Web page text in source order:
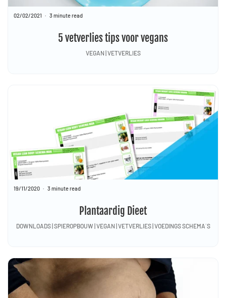
5 vetverlies tips voor vegans
02/02/2021 3 minute read
VEGAN | VETVERLIES
Plantaardig Dieet
19/11/2020 3 minute read
DOWNLOADS | SPIEROPBOUW | VEGAN | VETVERLIES | VOEDINGS SCHEMA´S